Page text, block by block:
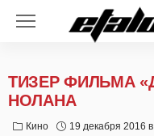
ТИЗЕР ФИЛЬМА
НОЛАНА
Кино
19 декабря 2016